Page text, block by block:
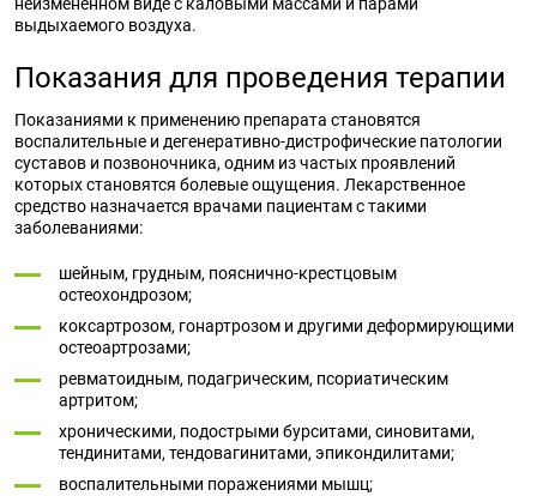
выдыхаемого воздуха.
Показания для проведения терапии
Показаниями к применению препарата становятся
воспалительные и дегенеративно-дистрофические патологии
суставов и позвоночника, одним из частых проявлений
которых становятся болевые ощущения. Лекарственное
средство назначается врачами пациентам с такими
заболеваниями:
шейным, грудным, пояснично-крестцовым
остеохондрозом;
коксартрозом, гонартрозом и другими деформирующими
остеоартрозами;
ревматоидным, подагрическим, псориатическим
артритом;
хроническими, подострыми бурситами, синовитами,
тендинитами, тендовагинитами, эпикондилитами;
воспалительными поражениями мышц;